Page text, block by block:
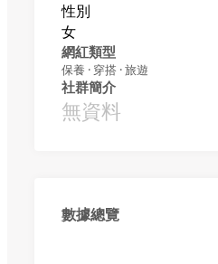
性別
女
網紅類型
保養 · 穿搭 · 旅遊
社群簡介
無資料
數據總覽